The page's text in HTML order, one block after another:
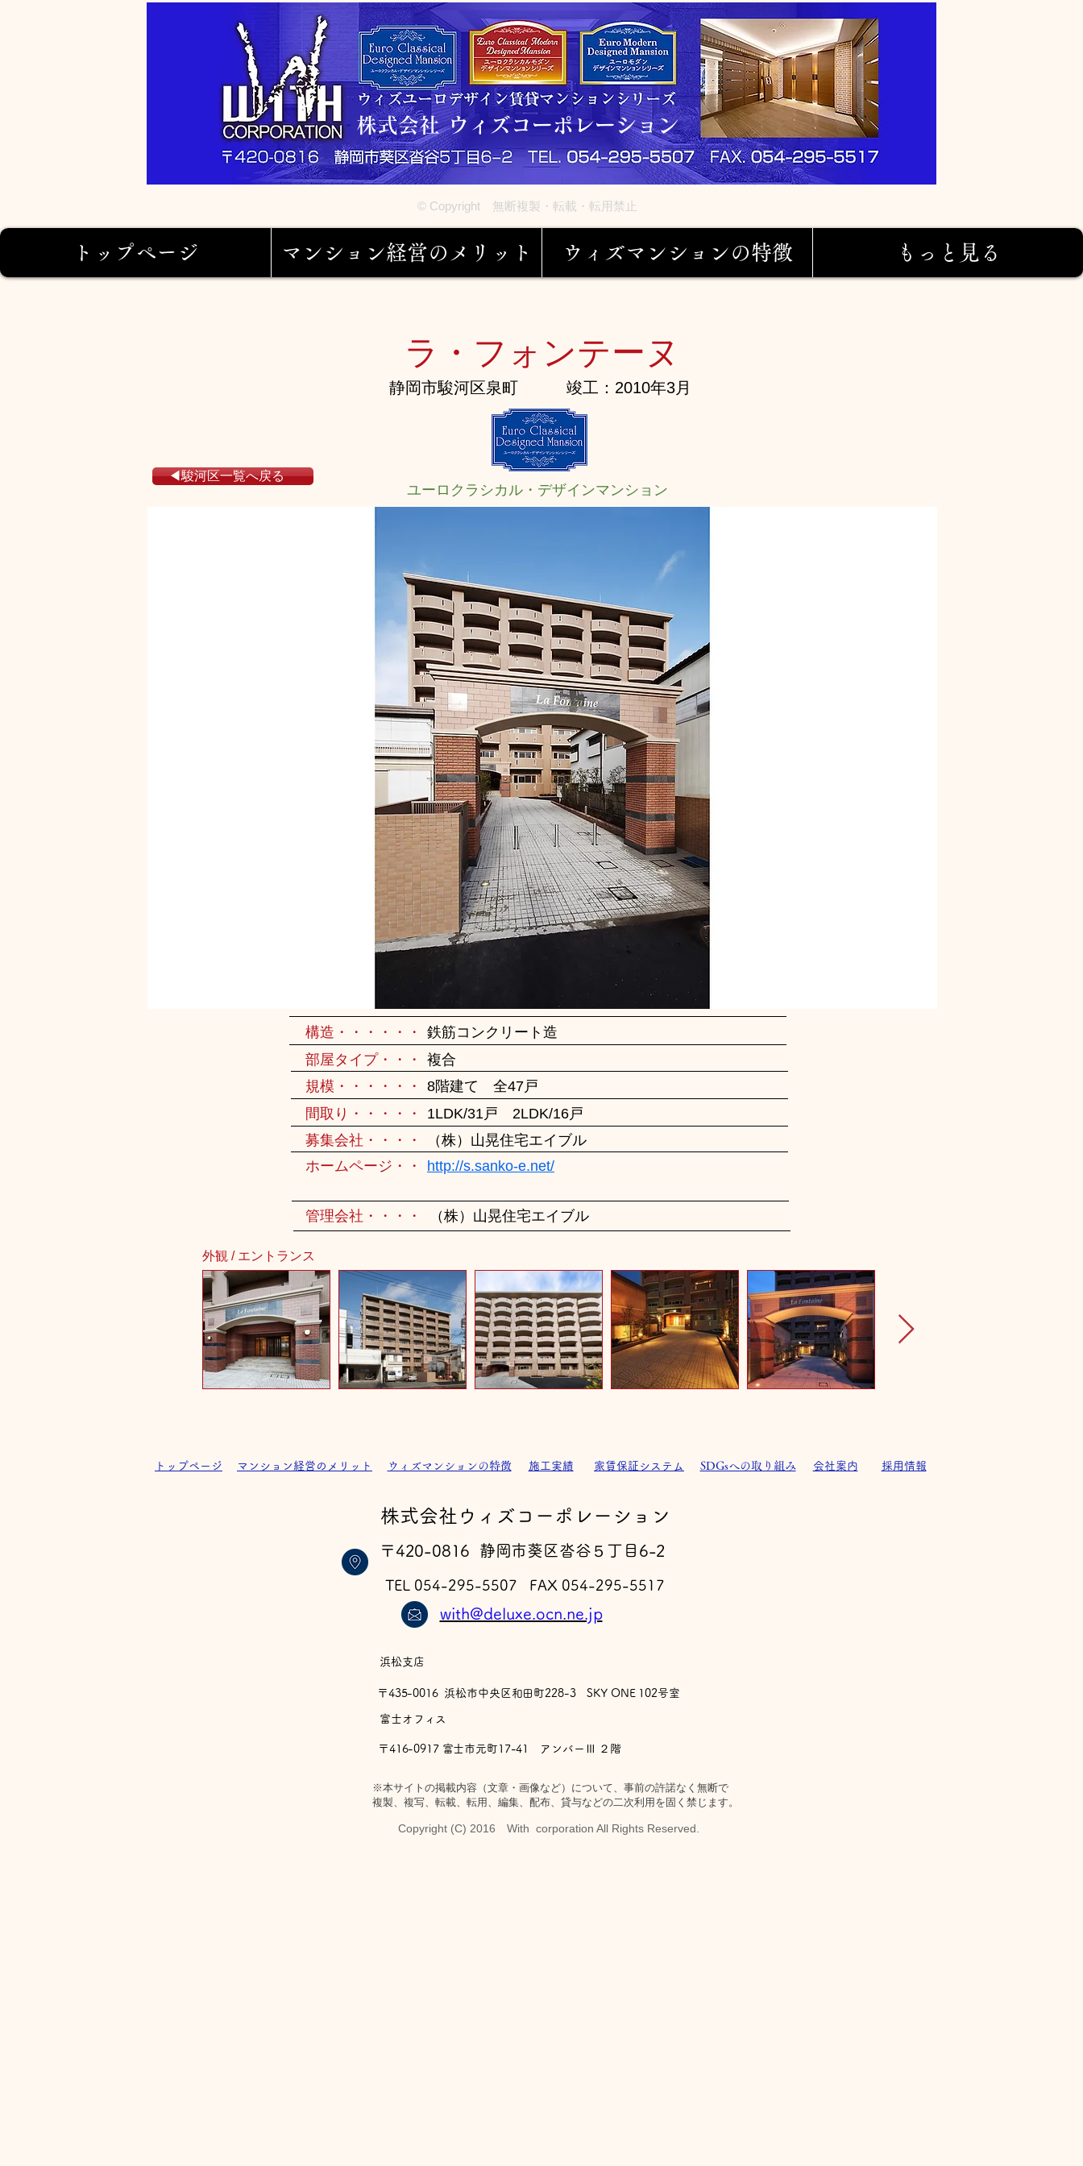
株式会社 ウィズコーポレーション
© Copyright 無断複製・転載・転用禁止
トップページ マンション経営のメリット ウィズマンションの特徴 もっと見る
ラ・フォンテーヌ
静岡市駿河区泉町 竣工：2010年3月
◀駿河区一覧へ戻る
ユーロクラシカル・デザインマンション
構造・・・・・・
鉄筋コンクリート造
複合
部屋タイプ・・・
規模・・・・・・
8階建て 全47戸
間取り・・・・・
1LDK/31戸 2LDK/16戸
募集会社・・・・
（株）山晃住宅エイブル
ホームページ・・
http://s.sanko-e.net/
管理会社・・・・ （株）山晃住宅エイブル
外観 / エントランス
トップページ マンション経営のメリット ウィズマンションの特徴 施工実績 家賃保証システム SDGsへの取り組み 会社案内 採用情報
​株式会社ウィズコーポレーション
〒420-0816 静岡市葵区沓谷５丁目6-2
TEL 054-295-5507 FAX 054-295-5517
with@deluxe.ocn.ne.jp
浜松支店
〒435-0016 浜松市中央区和田町228-3 SKY ONE 102号室
​富士オフィス
〒416-0917 富士市元町17-41 アンバーⅢ ２階
※本サイトの掲載内容（文章・画像など）について、事前の許諾なく無断で
複製、複写、転載、転用、編集、配布、貸与などの二次利用を固く禁じます。
Copyright (C) 2016 With corporation All Rights Reserved.​